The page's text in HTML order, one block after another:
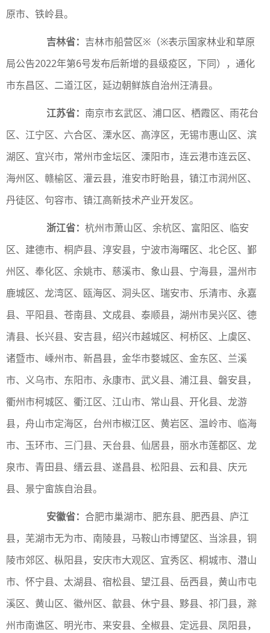
原市、铁岭县。
吉林省： 吉林市船营区※（※表示国家林业和草原
局公告2022年第6号发布后新增的县级疫区，下同），通化
市东昌区、二道江区，延边朝鲜族自治州汪清县。
江苏省： 南京市玄武区、浦口区、栖霞区、雨花台
区、江宁区、六合区、溧水区、高淳区，无锡市惠山区、滨
湖区、宜兴市，常州市金坛区、溧阳市，连云港市连云区、
海州区、赣榆区、灌云县，淮安市盱眙县，镇江市润州区、
丹徒区、句容市、镇江高新技术产业开发区。
浙江省： 杭州市萧山区、余杭区、富阳区、临安
区、建德市、桐庐县、淳安县，宁波市海曙区、北仑区、鄞
州区、奉化区、余姚市、慈溪市、象山县、宁海县，温州市
鹿城区、龙湾区、瓯海区、洞头区、瑞安市、乐清市、永嘉
县、平阳县、苍南县、文成县、泰顺县，湖州市吴兴区、德
清县、长兴县、安吉县，绍兴市越城区、柯桥区、上虞区、
诸暨市、嵊州市、新昌县，金华市婺城区、金东区、兰溪
市、义乌市、东阳市、永康市、武义县、浦江县、磐安县，
衢州市柯城区、衢江区、江山市、常山县、开化县、龙游
县，舟山市定海区，台州市椒江区、黄岩区、温岭市、临海
市、玉环市、三门县、天台县、仙居县，丽水市莲都区、龙
泉市、青田县、缙云县、遂昌县、松阳县、云和县、庆元
县、景宁畲族自治县。
安徽省： 合肥市巢湖市、肥东县、肥西县、庐江
县，芜湖市无为市、南陵县，马鞍山市博望区、当涂县，铜
陵市郊区、枞阳县，安庆市大观区、宜秀区、桐城市、潜山
市、怀宁县、太湖县、宿松县、望江县、岳西县，黄山市屯
溪区、黄山区、徽州区、歙县、休宁县、黟县、祁门县，滁
州市南谯区、明光市、来安县、全椒县、定远县、凤阳县，